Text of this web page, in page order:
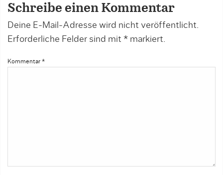
Schreibe einen Kommentar
Deine E-Mail-Adresse wird nicht veröffentlicht.
Erforderliche Felder sind mit * markiert.
Kommentar *